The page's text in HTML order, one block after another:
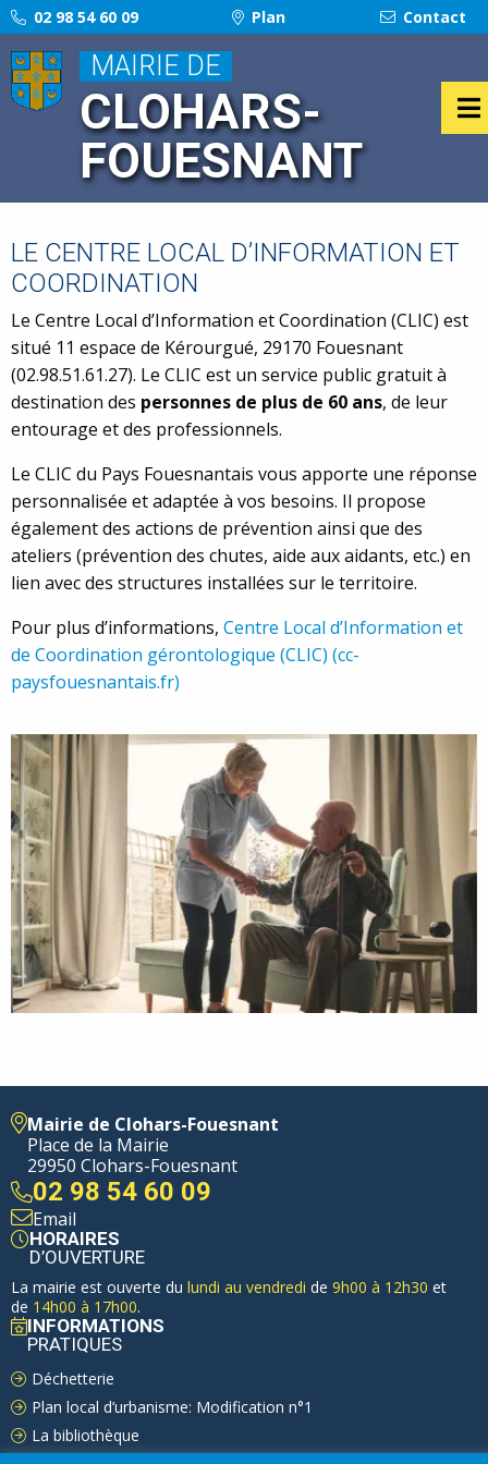
02 98 54 60 09 Plan Contact
MAIRIE DE
CLOHARS-
FOUESNANT
LE CENTRE LOCAL D’INFORMATION ET
COORDINATION
Le Centre Local d’Information et Coordination (CLIC) est
situé 11 espace de Kérourgué, 29170 Fouesnant
(02.98.51.61.27). Le CLIC est un service public gratuit à
destination des personnes de plus de 60 ans, de leur
entourage et des professionnels.
Le CLIC du Pays Fouesnantais vous apporte une réponse
personnalisée et adaptée à vos besoins. Il propose
également des actions de prévention ainsi que des
ateliers (prévention des chutes, aide aux aidants, etc.) en
lien avec des structures installées sur le territoire.
Pour plus d’informations, Centre Local d’Information et
de Coordination gérontologique (CLIC) (cc-
paysfouesnantais.fr)
Mairie de Clohars-Fouesnant
Place de la Mairie
29950 Clohars-Fouesnant
02 98 54 60 09
Email
HORAIRES
D’OUVERTURE
La mairie est ouverte du lundi au vendredi de 9h00 à 12h30 et
de 14h00 à 17h00.
INFORMATIONS
PRATIQUES
Déchetterie
Plan local d’urbanisme: Modification n°1
La bibliothèque